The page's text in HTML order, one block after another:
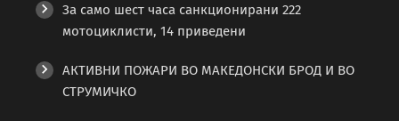
За само шест часа санкционирани 222
мотоциклисти, 14 приведени
АКТИВНИ ПОЖАРИ ВО МАКЕДОНСКИ БРОД И ВО
СТРУМИЧКО